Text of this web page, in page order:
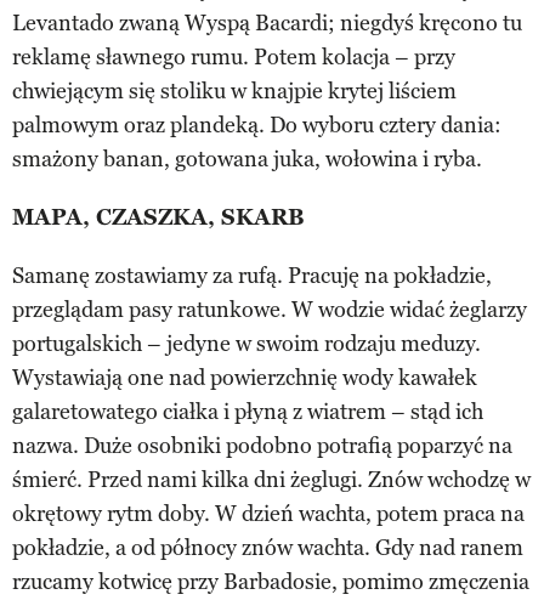
Levantado zwaną Wyspą Bacardi; niegdyś kręcono tu
reklamę sławnego rumu. Potem kolacja – przy
chwiejącym się stoliku w knajpie krytej liściem
palmowym oraz plandeką. Do wyboru cztery dania:
smażony banan, gotowana juka, wołowina i ryba.
MAPA, CZASZKA, SKARB
Samanę zostawiamy za rufą. Pracuję na pokładzie,
przeglądam pasy ratunkowe. W wodzie widać żeglarzy
portugalskich – jedyne w swoim rodzaju meduzy.
Wystawiają one nad powierzchnię wody kawałek
galaretowatego ciałka i płyną z wiatrem – stąd ich
nazwa. Duże osobniki podobno potrafią poparzyć na
śmierć. Przed nami kilka dni żeglugi. Znów wchodzę w
okrętowy rytm doby. W dzień wachta, potem praca na
pokładzie, a od północy znów wachta. Gdy nad ranem
rzucamy kotwicę przy Barbadosie, pomimo zmęczenia